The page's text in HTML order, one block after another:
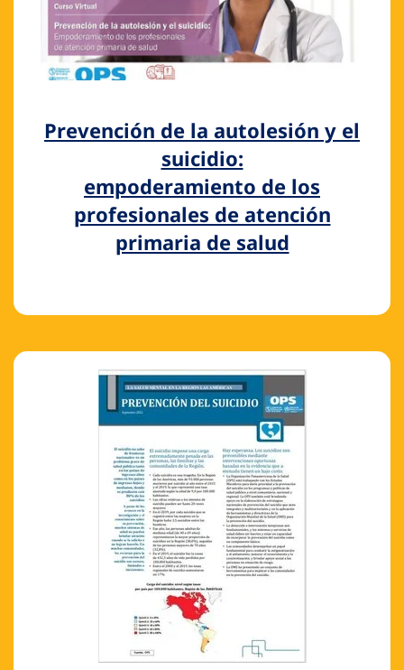
Prevención de la autolesión y el
suicidio:
empoderamiento de los
profesionales de atención
primaria de salud